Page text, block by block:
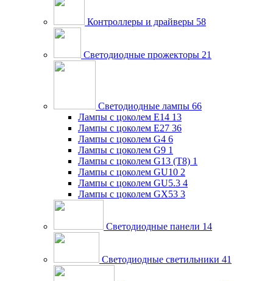
Контроллеры и драйверы 58
Светодиодные прожекторы 21
Светодиодные лампы 66
Лампы с цоколем E14 13
Лампы с цоколем E27 36
Лампы с цоколем G4 6
Лампы с цоколем G9 1
Лампы с цоколем G13 (Т8) 1
Лампы с цоколем GU10 2
Лампы с цоколем GU5.3 4
Лампы с цоколем GX53 3
Светодиодные панели 14
Светодиодные светильники 41